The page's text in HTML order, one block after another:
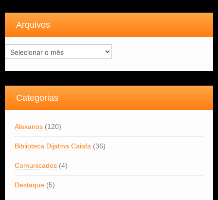
Arquivos
Arquivos
Categorias
Alexanos (120)
Biblioteca Dijalma Caiafa (36)
Comunicados (4)
Destaque (5)